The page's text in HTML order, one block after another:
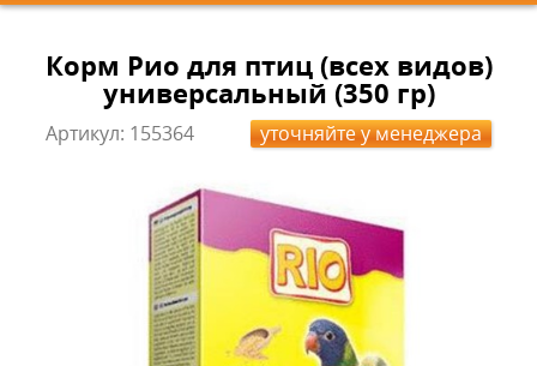
Корм Рио для птиц (всех видов)
универсальный (350 гр)
Артикул: 155364 уточняйте у менеджера